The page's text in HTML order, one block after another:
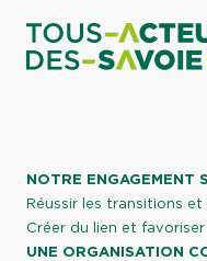
NOTRE ENGAGEMENT
Réussir les transitions
Créer du lien et favoriser
UNE ORGANISATION